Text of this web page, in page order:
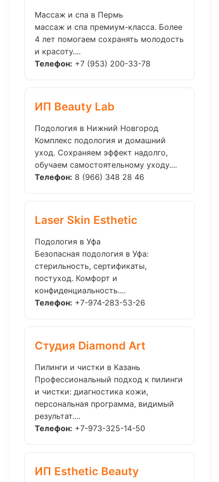
Массаж и спа в Пермь
массаж и спа премиум-класса. Более
4 лет помогаем сохранять молодость
и красоту....
Телефон: +7 (953) 200-33-78
ИП Beauty Lab
Подология в Нижний Новгород
Комплекс подология и домашний
уход. Сохраняем эффект надолго,
обучаем самостоятельному уходу....
Телефон: 8 (966) 348 28 46
Laser Skin Esthetic
Подология в Уфа
Безопасная подология в Уфа:
стерильность, сертификаты,
постуход. Комфорт и
конфиденциальность....
Телефон: +7-974-283-53-26
Студия Diamond Art
Пилинги и чистки в Казань
Профессиональный подход к пилинги
и чистки: диагностика кожи,
персональная программа, видимый
результат....
Телефон: +7-973-325-14-50
ИП Esthetic Beauty